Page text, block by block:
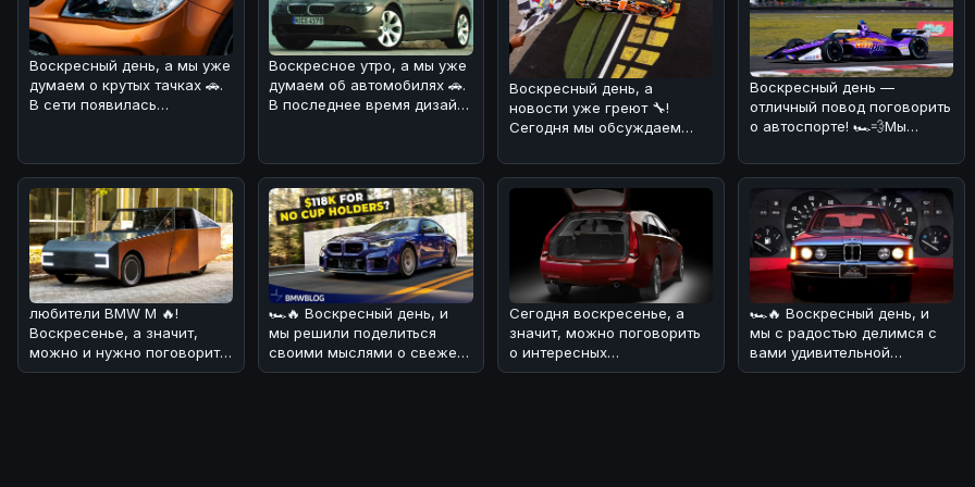
Воскресный день, а мы уже
думаем о крутых тачках 🚗.
В сети появилась
Воскресное утро, а мы уже
думаем об автомобилях 🚗.
В последнее время дизайн
Воскресный день, а
новости уже греют 🔧!
Сегодня мы обсуждаем
O'Reilly Auto Pa
Воскресный день —
отличный повод поговорить
о автоспорте! 🏎️💨Мы
том, что R
любители BMW M 🔥!
Воскресенье, а значит,
можно и нужно поговорить
о свежих новостях из мира
🏎🔥 Воскресный день, и
мы решили поделиться
своими мыслями о свежей
новости! 💪 На днях в сети
Сегодня воскресенье, а
значит, можно поговорить
о интересных
автомобильных новостях!
🏎🔥 Воскресный день, и
мы с радостью делимся с
вами удивительной
историей о BMW E21 1977